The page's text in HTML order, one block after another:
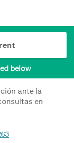
below
ante la
en